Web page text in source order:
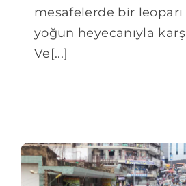
mesafelerde bir
yoğun heyecanıyla
Ve[...]